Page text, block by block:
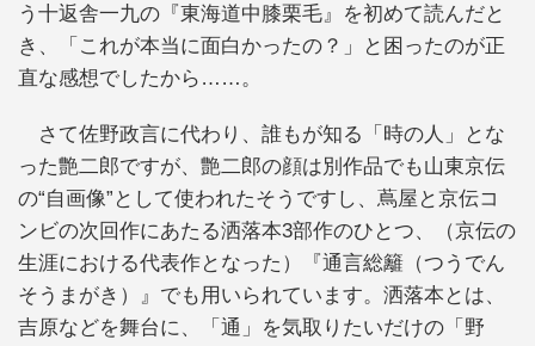
う十返舎一九の『東海道中膝栗毛』を初めて読んだと
き、「これが本当に面白かったの？」と困ったのが正
直な感想でしたから……。
さて佐野政言に代わり、誰もが知る「時の人」とな
った艶二郎ですが、艶二郎の顔は別作品でも山東京伝
の“自画像”として使われたそうですし、蔦屋と京伝コ
ンビの次回作にあたる洒落本3部作のひとつ、（京伝の
生涯における代表作となった）『通言総籬（つうでん
そうまがき）』でも用いられています。洒落本とは、
吉原などを舞台に、「通」を気取りたいだけの「野